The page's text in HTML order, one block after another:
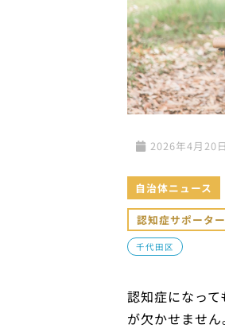
2026年4月20日
自治体ニュース
認知症サポータ
千代田区
認知症になっ
が欠かせませ